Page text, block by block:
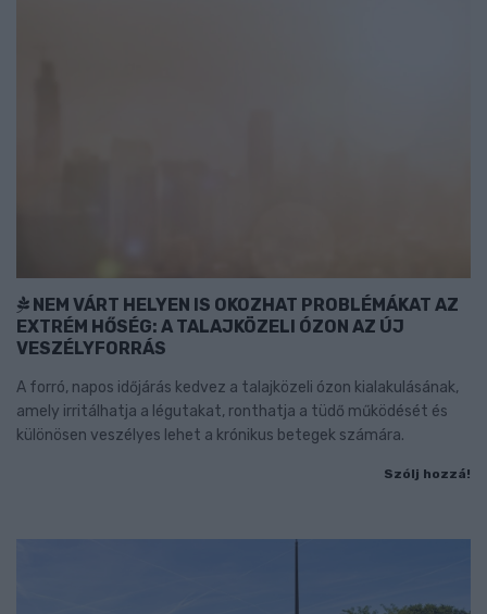
NEM VÁRT HELYEN IS OKOZHAT PROBLÉMÁKAT AZ
EXTRÉM HŐSÉG: A TALAJKÖZELI ÓZON AZ ÚJ
VESZÉLYFORRÁS
A forró, napos időjárás kedvez a talajközeli ózon kialakulásának,
amely irritálhatja a légutakat, ronthatja a tüdő működését és
különösen veszélyes lehet a krónikus betegek számára.
Szólj hozzá!